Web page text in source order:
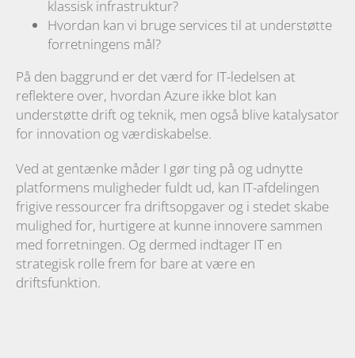
klassisk infrastruktur?
Hvordan kan vi bruge services til at understøtte
forretningens mål?
På den baggrund er det værd for IT-ledelsen at
reflektere over, hvordan Azure ikke blot kan
understøtte drift og teknik, men også blive katalysator
for innovation og værdiskabelse.
Ved at gentænke måder I gør ting på og udnytte
platformens muligheder fuldt ud, kan IT-afdelingen
frigive ressourcer fra driftsopgaver og i stedet skabe
mulighed for, hurtigere at kunne innovere sammen
med forretningen. Og dermed indtager IT en
strategisk rolle frem for bare at være en
driftsfunktion.